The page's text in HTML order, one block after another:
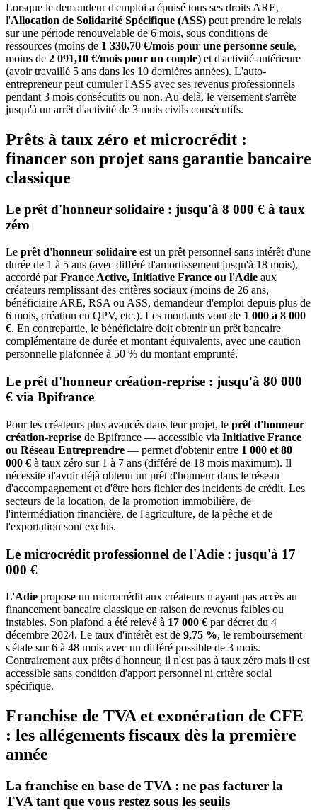
Lorsque le demandeur d'emploi a épuisé tous ses droits ARE,
l'Allocation de Solidarité Spécifique (ASS) peut prendre le relais
sur une période renouvelable de 6 mois, sous conditions de
ressources (moins de 1 330,70 €/mois pour une personne seule,
moins de 2 091,10 €/mois pour un couple) et d'activité antérieure
(avoir travaillé 5 ans dans les 10 dernières années). L'auto-
entrepreneur peut cumuler l'ASS avec ses revenus professionnels
pendant 3 mois consécutifs ou non. Au-delà, le versement s'arrête
jusqu'à un arrêt d'activité de 3 mois civils consécutifs.
Prêts à taux zéro et microcrédit :
financer son projet sans garantie bancaire
classique
Le prêt d'honneur solidaire : jusqu'à 8 000 € à taux
zéro
Le prêt d'honneur solidaire est un prêt personnel sans intérêt d'une
durée de 1 à 5 ans (avec différé d'amortissement jusqu'à 18 mois),
accordé parFrance Active, Initiative France ou l'Adie aux
créateurs remplissant des critères sociaux (moins de 26 ans,
bénéficiaire ARE, RSA ou ASS, demandeur d'emploi depuis plus de
6 mois, création en QPV, etc.). Les montants vont de 1 000 à 8 000
€. En contrepartie, le bénéficiaire doit obtenir un prêt bancaire
complémentaire de durée et montant équivalents, avec une caution
personnelle plafonnée à 50 % du montant emprunté.
Le prêt d'honneur création-reprise : jusqu'à 80 000
€ via Bpifrance
Pour les créateurs plus avancés dans leur projet, le prêt d'honneur
création-reprise de Bpifrance — accessible via Initiative France
ou Réseau Entreprendre — permet d'obtenir entre 1 000 et 80
000 € à taux zéro sur 1 à 7 ans (différé de 18 mois maximum). Il
nécessite d'avoir déjà obtenu un prêt d'honneur dans le réseau
d'accompagnement et d'être hors fichier des incidents de crédit. Les
secteurs de la location, de la promotion immobilière, de
l'intermédiation financière, de l'agriculture, de la pêche et de
l'exportation sont exclus.
Le microcrédit professionnel de l'Adie : jusqu'à 17
000 €
L'Adie propose un microcrédit aux créateurs n'ayant pas accès au
financement bancaire classique en raison de revenus faibles ou
instables. Son plafond a été relevé à 17 000 € par décret du 4
décembre 2024. Le taux d'intérêt est de 9,75 %, le remboursement
s'étale sur 6 à 48 mois avec un différé possible de 3 mois.
Contrairement aux prêts d'honneur, il n'est pas à taux zéro mais il est
accessible sans condition d'apport personnel ni critère social
spécifique.
Franchise de TVA et exonération de CFE
: les allégements fiscaux dès la première
année
La franchise en base de TVA : ne pas facturer la
TVA tant que vous restez sous les seuils